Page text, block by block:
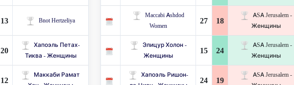
13 Bnot Hertzeliya
20
Хапоэль Петах-
Тиква - Женщины
12
Маккаби Рамат
Maccabi Ashdod
Women
27 18
ASA Jerusalem -
Женщины
Элицур Холон -
Женщины
15 24
ASA Jerusalem -
Женщины
Хапоэль Ришон-
24 19
ASA Jerusalem -